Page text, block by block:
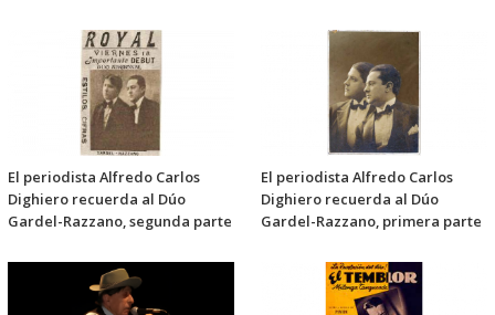
El periodista Alfredo Carlos
Dighiero recuerda al Dúo
Gardel-Razzano, segunda parte
El periodista Alfredo Carlos
Dighiero recuerda al Dúo
Gardel-Razzano, primera parte